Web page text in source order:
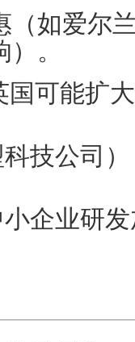
（如爱尔
。
国可能扩
技公司
企业研